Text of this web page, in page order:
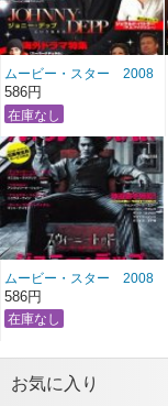
ムービー・スター 2008
年11月号 雑誌/MS-
164 ＊送料２００
円！
586円
ムービー・スター 2008
年1月号 雑誌/M-
155 ＊送料２００
円！
586円
お気に入り